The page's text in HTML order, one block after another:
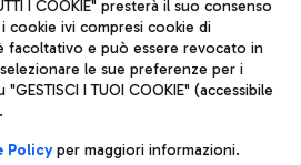
S.p.A.
Imprese di Roma 13032990155 P.
int. vers.
Racchetti 1 - 00054 Fiumicino (RM)
Note legali
I COOKIE" presterà il suo consenso
cookie ivi compresi cookie di
facoltativo e può essere revocato in
le sue preferenze per i
I TUOI COOKIE" (accessibile
Policyper maggiori informazioni.